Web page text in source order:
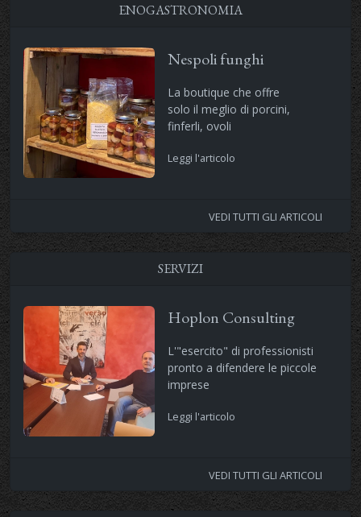
ENOGASTRONOMIA
Nespoli funghi
La boutique che offre
solo il meglio di porcini,
finferli, ovoli
Leggi l'articolo
VEDI TUTTI GLI ARTICOLI
SERVIZI
Hoplon Consulting
L'"esercito" di professionisti
pronto a difendere le piccole
imprese
Leggi l'articolo
VEDI TUTTI GLI ARTICOLI